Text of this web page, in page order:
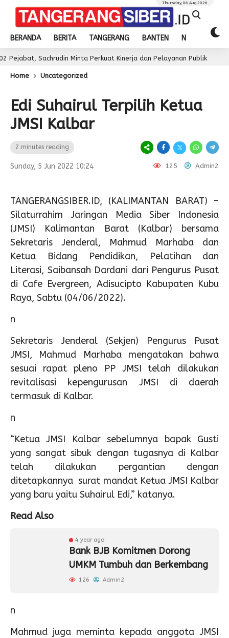
BERANDA BERITA TANGERANG BANTEN NASIONAL
Thursday, 06 Aug 2026
Minta Perkuat Kinerja dan Pelayanan Publik 2 day ago
Home Uncategorized
Edi Suhairul Terpilih Ketua
JMSI Kalbar
2 minutes reading
Sunday, 5 Jun 2022 10:24 125 Admin2
TANGERANGSIBER.ID, (KALIMANTAN BARAT) –
Silaturrahim Jaringan Media Siber Indonesia
(JMSI) Kalimantan Barat (Kalbar) bersama
Sekretaris Jenderal, Mahmud Marhaba dan
Ketua Bidang Pendidikan, Pelatihan dan
Literasi, Saibansah Dardani dari Pengurus Pusat
di Cafe Evergreen, Adisucipto Kabupaten Kubu
Raya, Sabtu (04/06/2022).
n
Sekretaris Jenderal (Sekjen) Pengurus Pusat
JMSI, Mahmud Marhaba mengatakan bahwa
sesuai rapat pleno PP JMSI telah dilakukan
revitalisasi kepengurusan JMSI di daerah
termasuk di Kalbar.
n
“Ketua JMSI Kalbar sebelumnya bapak Gusti
yang sangat sibuk dengan tugasnya di Kalbar
telah dilakukan pergantian dengan
ditetapkannya surat mandat Ketua JMSI Kalbar
yang baru yaitu Suhairul Edi,” katanya.
Read Also
4 year ago
Bank BJB Komitmen Dorong
UMKM Tumbuh dan Berkembang
126 Admin2
n
Mahmud juga meminta kepada anggota JMSI